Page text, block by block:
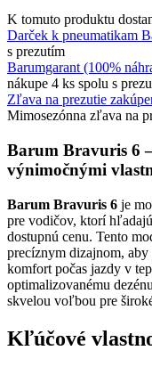
K tomuto produktu
Darček k pneumatikam
s prezutím
Barumgarant (100%
nákupe 4 ks spolu s
Zľava na prezutie
Mimosezónna zľava na
Barum Bravuris 6
výnimočnými
Barum Bravuris 6 je
pre vodičov, ktorí
dostupnú cenu. Tento
precíznym dizajnom,
komfort počas jazdy v
optimalizovanému
skvelou voľbou pre
Kľúčové